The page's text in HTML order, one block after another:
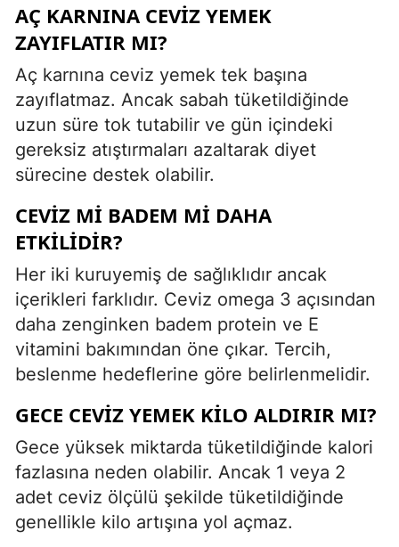
AÇ KARNINA CEVIZ YEMEK
ZAYIFLATIR MI?
Aç karnına ceviz yemek tek başına
zayıflatmaz. Ancak sabah tüketildiğinde
uzun süre tok tutabilir ve gün içindeki
gereksiz atıştırmaları azaltarak diyet
sürecine destek olabilir.
CEVIZ MI BADEM MI DAHA
ETKILIDIR?
Her iki kuruyemiş de sağlıklıdır ancak
içerikleri farklıdır. Ceviz omega 3 açısından
daha zenginken badem protein ve E
vitamini bakımından öne çıkar. Tercih,
beslenme hedeflerine göre belirlenmelidir.
GECE CEVIZ YEMEK KILO ALDIRIR MI?
Gece yüksek miktarda tüketildiğinde kalori
fazlasına neden olabilir. Ancak 1 veya 2
adet ceviz ölçülü şekilde tüketildiğinde
genellikle kilo artışına yol açmaz.